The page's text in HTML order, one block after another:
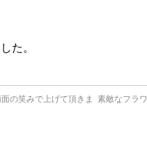
た。
の笑みで上げて頂きま
素敵なフラ